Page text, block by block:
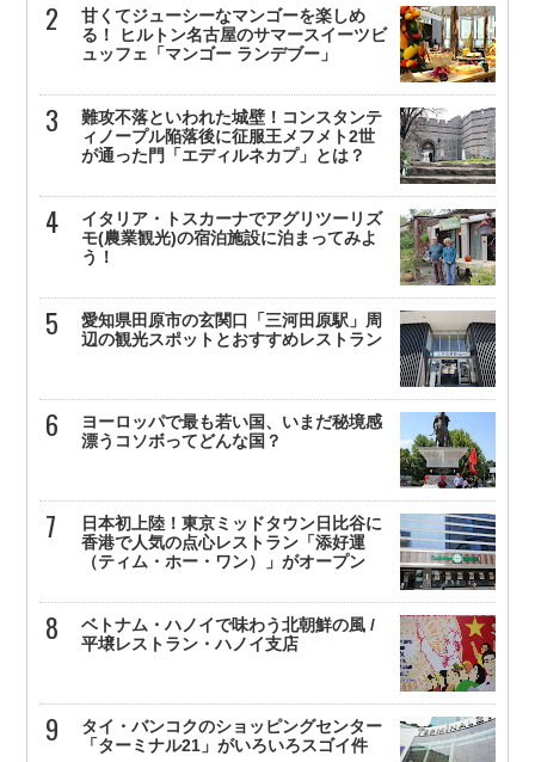
甘くてジューシーなマンゴーを楽しめ
る！ ヒルトン名古屋のサマースイーツビ
ュッフェ「マンゴー ランデブー」
難攻不落といわれた城壁！コンスタンテ
ィノープル陥落後に征服王メフメト2世
が通った門「エディルネカプ」とは？
イタリア・トスカーナでアグリツーリズ
モ(農業観光)の宿泊施設に泊まってみよ
う！
愛知県田原市の玄関口「三河田原駅」周
辺の観光スポットとおすすめレストラン
ヨーロッパで最も若い国、いまだ秘境感
漂うコソボってどんな国？
日本初上陸！東京ミッドタウン日比谷に
香港で人気の点心レストラン「添好運
（ティム・ホー・ワン）」がオープン
ベトナム・ハノイで味わう北朝鮮の風 /
平壌レストラン・ハノイ支店
タイ・バンコクのショッピングセンター
「ターミナル21」がいろいろスゴイ件